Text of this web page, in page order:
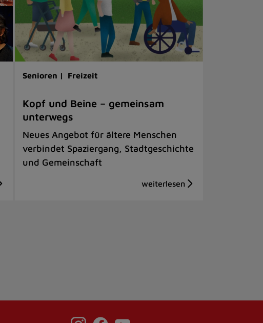
Senioren | Freizeit
Kopf und Beine – gemeinsam
unterwegs
Neues Angebot für ältere Menschen
verbindet Spaziergang, Stadtgeschichte
und Gemeinschaft